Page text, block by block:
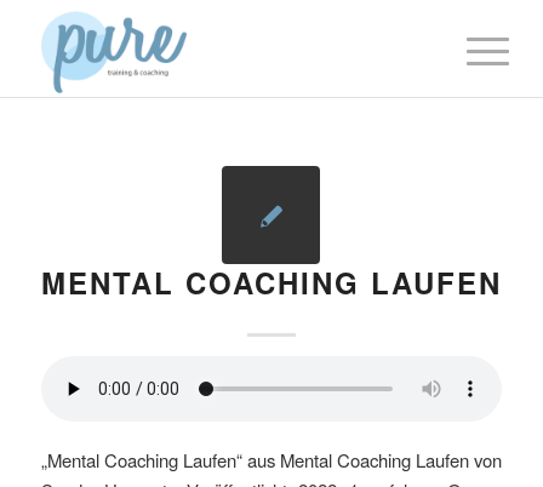
MENTAL COACHING LAUFEN
„Mental Coaching Laufen“ aus Mental Coaching Laufen von